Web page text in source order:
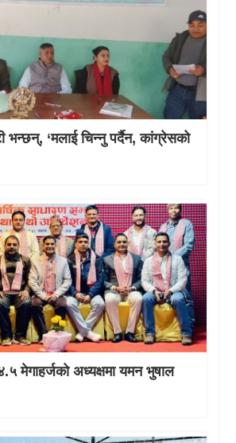
भन्छन्, ‘मलाई चिन्नु पर्दैन, कांग्रेसको
मेगाहर्जको अध्यक्षमा यमन भुषाल